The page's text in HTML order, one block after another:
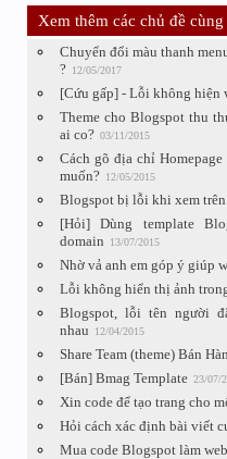
Xem thêm các chủ đề
Chuyển đổi màu thanh
? 12/05/2017
[Cứu gấp] - Lỗi không hiện
Theme cho Blogspot thu
ai co? 03/11/2015
Cách gõ địa chỉ
muốn? 12/05/2015
Blogspot bị lỗi khi xem
[Hỏi] Dùng template
domain
13/07/2015
Nhờ vả anh em góp ý giúp
Lỗi không hiển thị ảnh
Blogspot, lỗi tên người
nhau
12/04/2015
Share Team (theme) Bán
[Bán] Bmag Template 23/07/
Xin code để tạo trang cho
Hỏi cách xác định bài viết
Mua code Blogspot làm